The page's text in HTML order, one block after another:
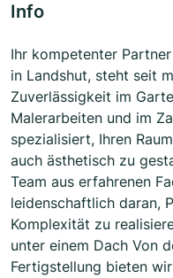
Info
Ihr kompetenter
in Landshut, steht seit
Zuverlässigkeit im
Malerarbeiten und im
spezialisiert, Ihren
auch ästhetisch zu
Team aus erfahrenen
leidenschaftlich daran,
Komplexität zu
unter einem Dach Von
Fertigstellung bieten